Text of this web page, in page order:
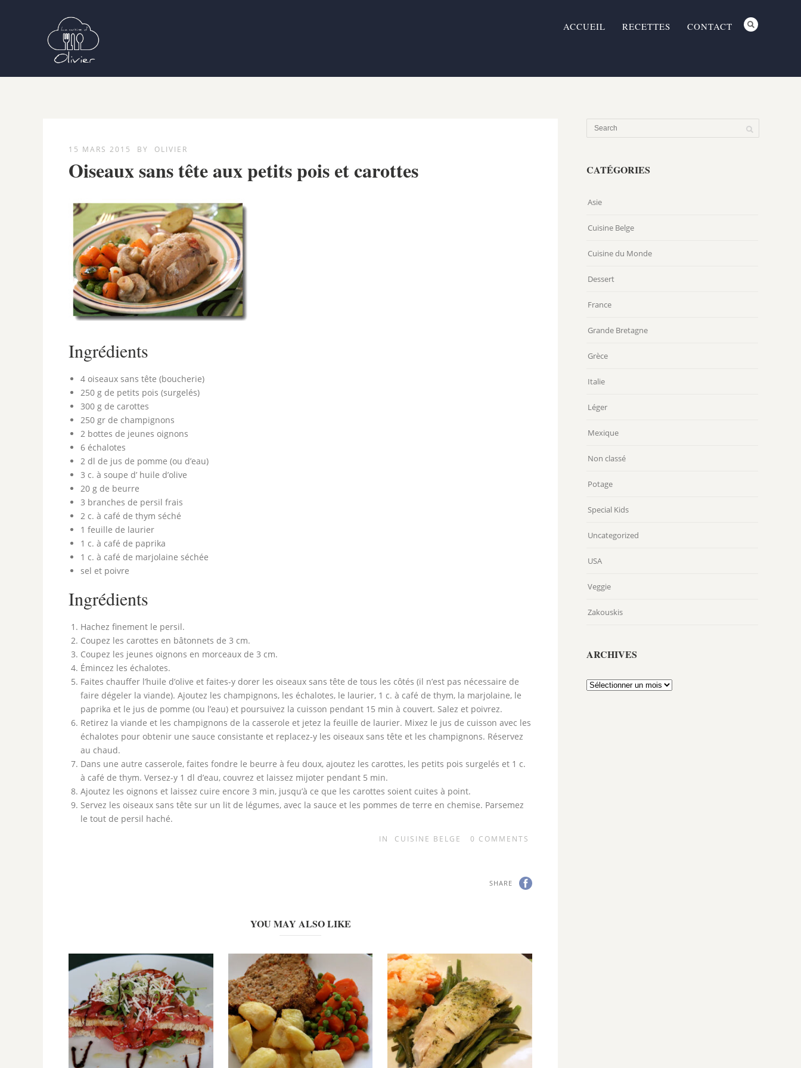
ACCUEIL RECETTES CONTACT
15 MARS 2015 BY OLIVIER
Oiseaux sans tête aux petits pois et carottes
Ingrédients
4 oiseaux sans tête (boucherie)
250 g de petits pois (surgelés)
300 g de carottes
250 gr de champignons
2 bottes de jeunes oignons
6 échalotes
2 dl de jus de pomme (ou d’eau)
3 c. à soupe d’ huile d’olive
20 g de beurre
3 branches de persil frais
2 c. à café de thym séché
1 feuille de laurier
1 c. à café de paprika
1 c. à café de marjolaine séchée
sel et poivre
Ingrédients
Hachez finement le persil.
Coupez les carottes en bâtonnets de 3 cm.
Coupez les jeunes oignons en morceaux de 3 cm.
Émincez les échalotes.
Faites chauffer l’huile d’olive et faites-y dorer les oiseaux sans tête de tous les côtés (il n’est pas nécessaire de
faire dégeler la viande). Ajoutez les champignons, les échalotes, le laurier, 1 c. à café de thym, la marjolaine, le
paprika et le jus de pomme (ou l’eau) et poursuivez la cuisson pendant 15 min à couvert. Salez et poivrez.
Retirez la viande et les champignons de la casserole et jetez la feuille de laurier. Mixez le jus de cuisson avec les
échalotes pour obtenir une sauce consistante et replacez-y les oiseaux sans tête et les champignons. Réservez
au chaud.
Dans une autre casserole, faites fondre le beurre à feu doux, ajoutez les carottes, les petits pois surgelés et 1 c.
à café de thym. Versez-y 1 dl d’eau, couvrez et laissez mijoter pendant 5 min.
Ajoutez les oignons et laissez cuire encore 3 min, jusqu’à ce que les carottes soient cuites à point.
Servez les oiseaux sans tête sur un lit de légumes, avec la sauce et les pommes de terre en chemise. Parsemez
le tout de persil haché.
IN CUISINE BELGE 0 COMMENTS
SHARE
YOU MAY ALSO LIKE
CATÉGORIES
Asie
Cuisine Belge
Cuisine du Monde
Dessert
France
Grande Bretagne
Grèce
Italie
Léger
Mexique
Non classé
Potage
Special Kids
Uncategorized
USA
Veggie
Zakouskis
ARCHIVES
Archives